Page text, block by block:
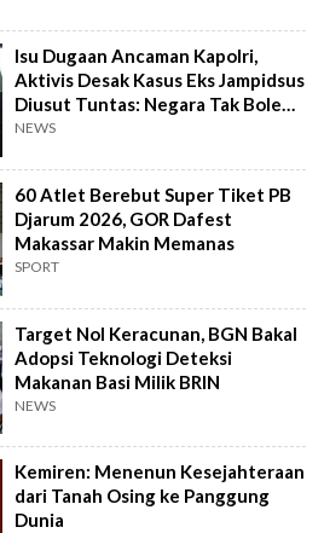
Isu Dugaan Ancaman Kapolri,
Aktivis Desak Kasus Eks Jampidsus
Diusut Tuntas: Negara Tak Boleh
Kalah
NEWS
60 Atlet Berebut Super Tiket PB
Djarum 2026, GOR Dafest
Makassar Makin Memanas
SPORT
Target Nol Keracunan, BGN Bakal
Adopsi Teknologi Deteksi
Makanan Basi Milik BRIN
NEWS
Kemiren: Menenun Kesejahteraan
dari Tanah Osing ke Panggung
Dunia